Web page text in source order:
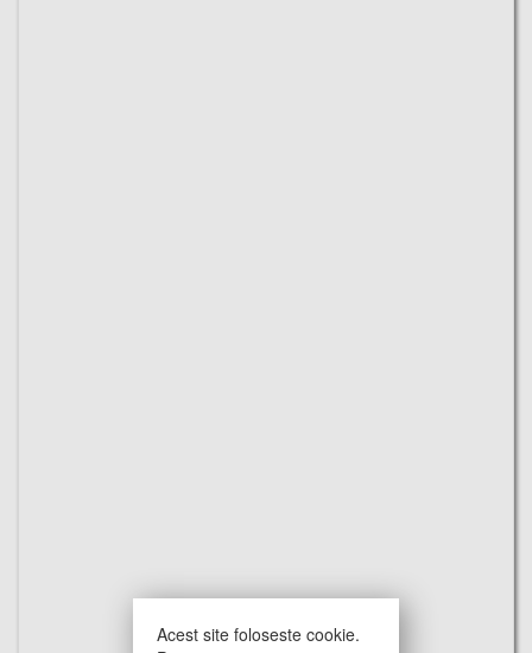
Acest site foloseste cookie.